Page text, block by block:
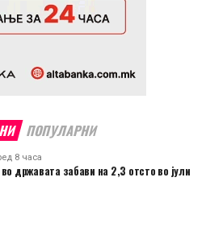
ПОПУЛАРНИ
8 часа
државата забави на 2,3 отсто во јули